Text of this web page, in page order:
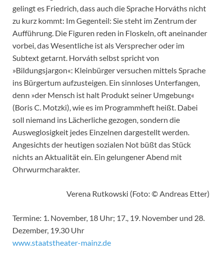
gelingt es Friedrich, dass auch die Sprache Horváths nicht
zu kurz kommt: Im Gegenteil: Sie steht im Zentrum der
Aufführung. Die Figuren reden in Floskeln, oft aneinander
vorbei, das Wesentliche ist als Versprecher oder im
Subtext getarnt. Horváth selbst spricht von
»Bildungsjargon«: Kleinbürger versuchen mittels Sprache
ins Bürgertum aufzusteigen. Ein sinnloses Unterfangen,
denn »der Mensch ist halt Produkt seiner Umgebung«
(Boris C. Motzki), wie es im Programmheft heißt. Dabei
soll niemand ins Lächerliche gezogen, sondern die
Ausweglosigkeit jedes Einzelnen dargestellt werden.
Angesichts der heutigen sozialen Not büßt das Stück
nichts an Aktualität ein. Ein gelungener Abend mit
Ohrwurmcharakter.
Verena Rutkowski (Foto: © Andreas Etter)
Termine: 1. November, 18 Uhr; 17., 19. November und 28.
Dezember, 19.30 Uhr
www.staatstheater-mainz.de